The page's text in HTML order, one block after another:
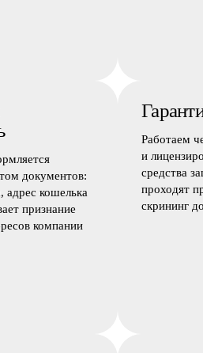
документов:
адрес кошелька
признание
компании
Работаем
и
средства
проходят
скрининг